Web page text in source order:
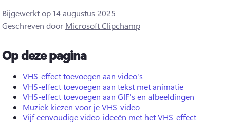
Bijgewerkt op14 augustus 2025
Geschreven door Microsoft Clipchamp
Op deze pagina
VHS-effect toevoegen aan video's
VHS-effect toevoegen aan tekst met animatie
VHS-effect toevoegen aan GIF's en afbeeldingen
Muziek kiezen voor je VHS-video
Vijf eenvoudige video-ideeën met het VHS-effect